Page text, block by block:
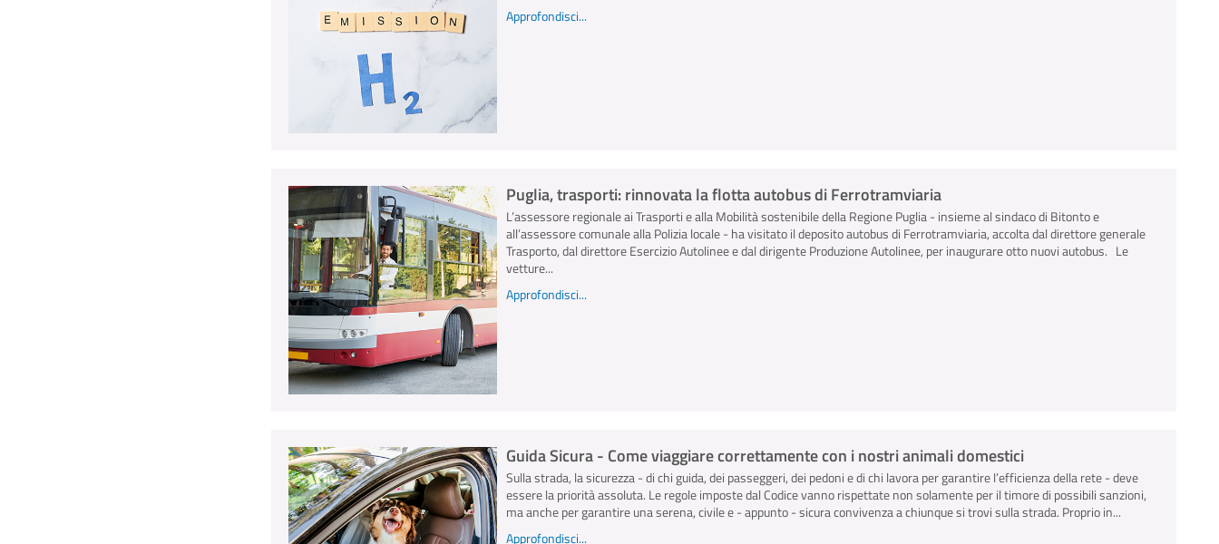
Approfondisci...
Puglia, trasporti: rinnovata la flotta autobus di Ferrotramviaria
L’assessore regionale ai Trasporti e alla Mobilità sostenibile della Regione Puglia - insieme al sindaco di Bitonto e
all’assessore comunale alla Polizia locale - ha visitato il deposito autobus di Ferrotramviaria, accolta dal direttore generale
Trasporto, dal direttore Esercizio Autolinee e dal dirigente Produzione Autolinee, per inaugurare otto nuovi autobus. Le
vetture...
Approfondisci...
Guida Sicura - Come viaggiare correttamente con i nostri animali domestici
Sulla strada, la sicurezza - di chi guida, dei passeggeri, dei pedoni e di chi lavora per garantire l’efficienza della rete - deve
essere la priorità assoluta. Le regole imposte dal Codice vanno rispettate non solamente per il timore di possibili sanzioni,
ma anche per garantire una serena, civile e - appunto - sicura convivenza a chiunque si trovi sulla strada. Proprio in...
Approfondisci...